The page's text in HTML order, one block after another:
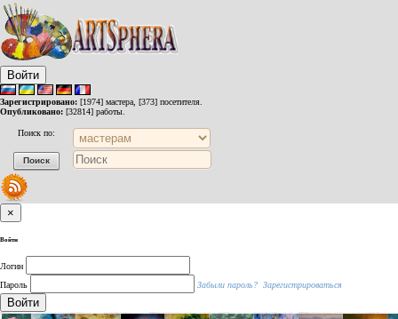
Войти
Зарегистрировано: [1974] мастера, [373] посетителя.
Опубликовано: [32814] работы.
Поиск по:
×
Войти
Логин
Пароль
Забыли пароль? Зарегистрироваться
Войти